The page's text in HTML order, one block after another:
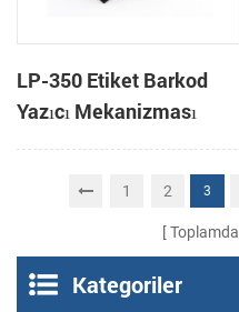
LP-350 Etiket Barkod
Yazıcı Mekanizması
1 2 3
Toplamda
Kategoriler